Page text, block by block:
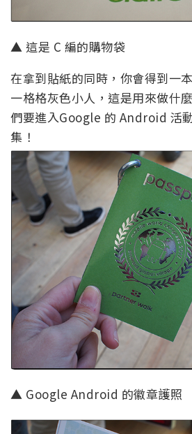
▲ 這是 C 編的購物袋
在拿到貼紙的同時，你會得到一
一格格灰色小人，這是用來做什
們要進入Google 的 Android 活
集！
▲ Google Android 的徽章護照